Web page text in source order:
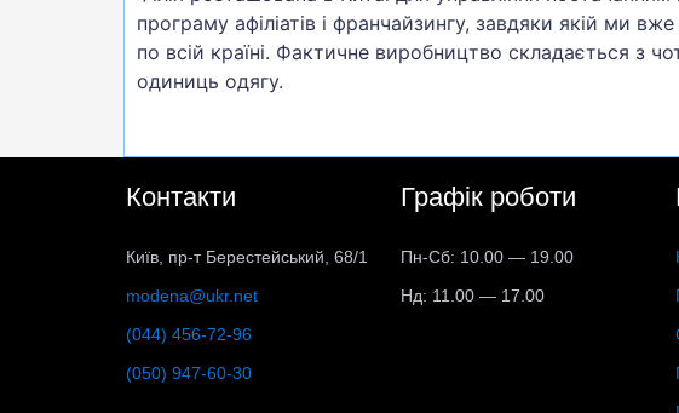
програму афіліатів і франчайзингу, завдяки якій ми
по всій країні. Фактичне виробництво складається з
одиниць одягу.
Контакти
Київ, пр-т Берестейський, 68/1
modena@ukr.net
(044) 456-72-96
(050) 947-60-30
Графік роботи
Пн-Сб: 10.00 — 19.00
Нд: 11.00 — 17.00